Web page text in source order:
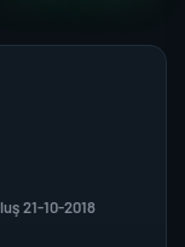
21-10-2018